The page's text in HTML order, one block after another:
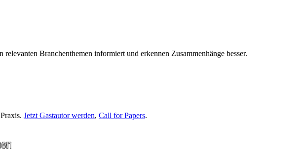
Branchenthemen informiert und erkennen Zusammenhänge besser.
Jetzt Gastautor werden, Call for Papers.